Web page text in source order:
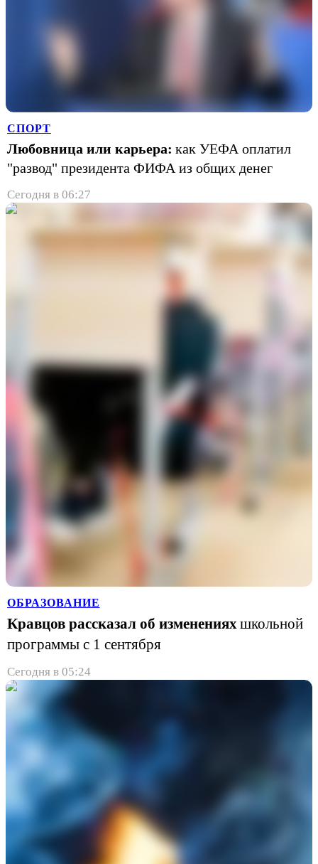
СПОРТ
Любовница или карьера: как УЕФА оплатил
"развод" президента ФИФА из общих денег
Сегодня в 06:27
ОБРАЗОВАНИЕ
Кравцов рассказал об изменениях школьной
программы с 1 сентября
Сегодня в 05:24